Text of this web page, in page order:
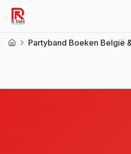
Partyband Boeken België